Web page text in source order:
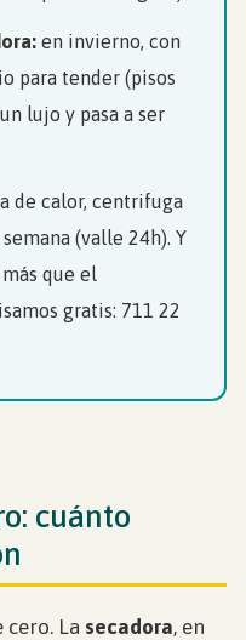
en invierno, con
para tender (pisos
lujo y pasa a ser
de calor, centrifuga
(valle 24h). Y
que el
gratis: 711 22
cuánto
cero. La secadora, en